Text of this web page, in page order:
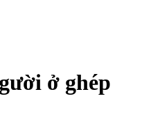
ở ghép